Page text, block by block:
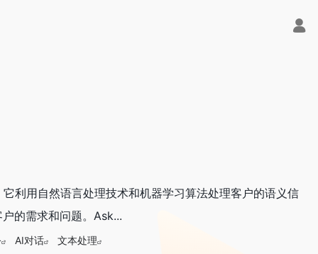
利用自然语言处理技术和机器学习算法处理客户的语义信
的需求和问题。Ask...
AI对话 文本处理